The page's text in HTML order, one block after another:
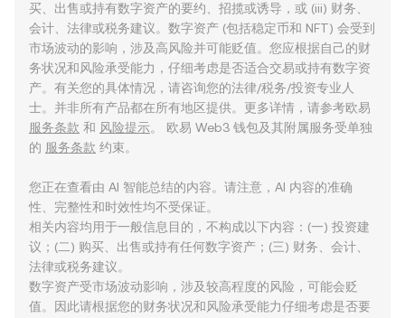
买、出售或持有数字资产的要约、招揽或诱导，或 (iii) 财务、
会计、法律或税务建议。数字资产 (包括稳定币和 NFT) 会受到
市场波动的影响，涉及高风险并可能贬值。您应根据自己的财
务状况和风险承受能力，仔细考虑是否适合交易或持有数字资
产。有关您的具体情况，请咨询您的法律/税务/投资专业人
士。并非所有产品都在所有地区提供。更多详情，请参考欧易
服务条款 和 风险提示。 欧易 Web3 钱包及其附属服务受单独
的 服务条款 约束。
您正在查看由 AI 智能总结的内容。请注意，AI 内容的准确
性、完整性和时效性均不受保证。
相关内容均用于一般信息目的，不构成以下内容：(一) 投资建
议；(二) 购买、出售或持有任何数字资产；(三) 财务、会计、
法律或税务建议。
数字资产受市场波动影响，涉及较高程度的风险，可能会贬
值。因此请根据您的财务状况和风险承受能力仔细考虑是否要